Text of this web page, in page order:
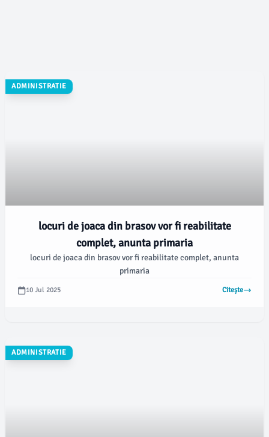
ADMINISTRATIE
locuri de joaca din brasov vor fi reabilitate
complet, anunta primaria
locuri de joaca din brasov vor fi reabilitate complet, anunta
primaria
10 Jul 2025 Citește
ADMINISTRATIE